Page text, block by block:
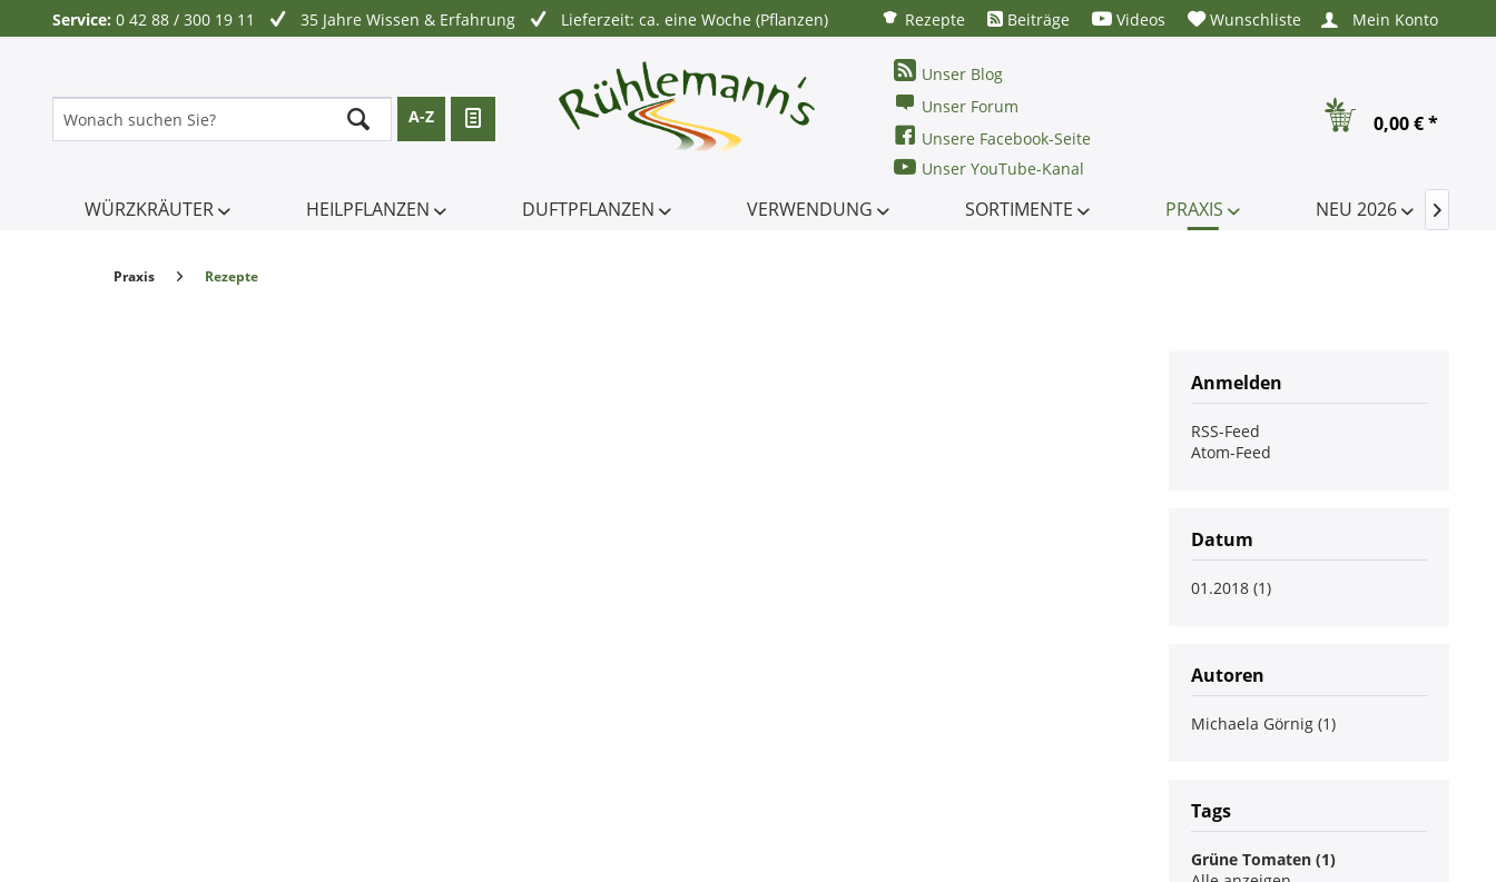
Service: 0 42 88 / 300 19 11 35 Jahre Wissen & Erfahrung Lieferzeit: ca. eine Woche (Pflanzen) Rezepte Beiträge Videos Wunschliste Mein Konto
A-Z
Unser Blog
Unser Forum
Unsere Facebook-Seite
Unser YouTube-Kanal
0,00 € *
WÜRZKRÄUTER HEILPFLANZEN DUFTPFLANZEN VERWENDUNG SORTIMENTE PRAXIS NEU 2026 
Praxis Rezepte
Anmelden
RSS-Feed
Atom-Feed
Datum
01.2018 (1)
Autoren
Michaela Görnig (1)
Tags
Grüne Tomaten (1)